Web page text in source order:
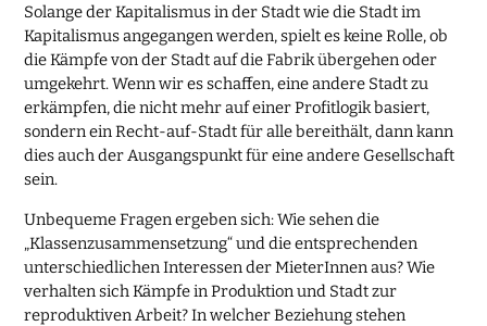
Solange der Kapitalismus in der Stadt wie die Stadt im
Kapitalismus angegangen werden, spielt es keine Rolle, ob
die Kämpfe von der Stadt auf die Fabrik übergehen oder
umgekehrt. Wenn wir es schaffen, eine andere Stadt zu
erkämpfen, die nicht mehr auf einer Profitlogik basiert,
sondern ein Recht-auf-Stadt für alle bereithält, dann kann
dies auch der Ausgangspunkt für eine andere Gesellschaft
sein.
Unbequeme Fragen ergeben sich: Wie sehen die
„Klassenzusammensetzung“ und die entsprechenden
unterschiedlichen Interessen der MieterInnen aus? Wie
verhalten sich Kämpfe in Produktion und Stadt zur
reproduktiven Arbeit? In welcher Beziehung stehen